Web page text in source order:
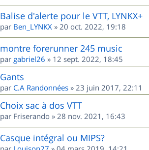
Balise d'alerte pour le VTT, LYNKX+
par Ben_LYNKX » 20 oct. 2022, 19:18
montre forerunner 245 music
par gabriel26 » 12 sept. 2022, 18:45
Gants
par C.A Randonnées » 23 juin 2017, 22:11
Choix sac à dos VTT
par Friserando » 28 nov. 2021, 16:43
Casque intégral ou MIPS?